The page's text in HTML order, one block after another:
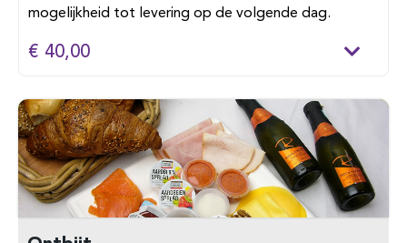
mogelijkheid tot levering op de volgende dag.
€ 40,00